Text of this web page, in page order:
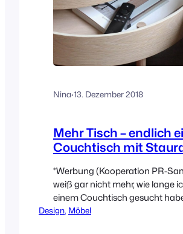
Nina·13. Dezember 2018
Mehr Tisch – endlich
Couchtisch mit
*Werbung (Kooperation PR-
weiß gar nicht mehr, wie lange
einem Couchtisch gesucht
gefunden habe ich ihn jetzt bei
Design, Möbel